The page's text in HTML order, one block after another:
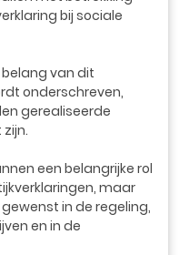
bij sociale
van dit
onderschreven,
gerealiseerde
een belangrijke rol
maar
in de regeling,
en in de